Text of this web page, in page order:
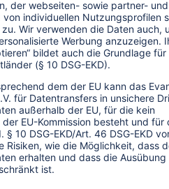
schönen Sommer –
und